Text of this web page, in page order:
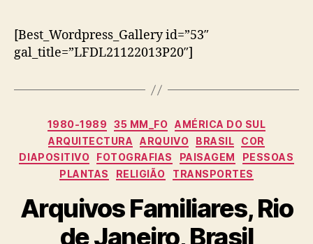
[Best_Wordpress_Gallery id=”53″
gal_title=”LFDL21122013P20″]
Categorias
1980-1989 35 MM_FO
AMÉRICA DO SUL
ARQUITECTURA
ARQUIVO BRASIL
COR
DIAPOSITIVO
FOTOGRAFIAS PAISAGEM
PESSOAS
PLANTAS
RELIGIÃO TRANSPORTES
Arquivos Familiares, Rio
de Janeiro, Brasil